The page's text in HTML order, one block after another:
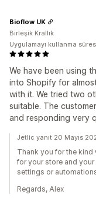
We have been using
into Shopify for
with it. We tried two
suitable. The
and responding very
Bioflow UK
Birleşik Krallık
Uygulamayı kullanma
Jetlic yanıt 20 Mayıs
Thank you for the
for your store and
settings or
Regards, Alex